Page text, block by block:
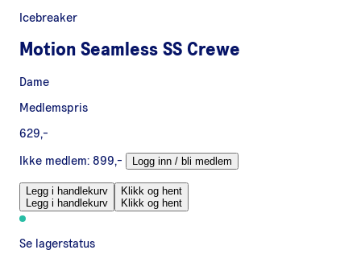
Icebreaker
Motion Seamless SS Crewe
Dame
Medlemspris
629,-
Ikke medlem: 899,- Logg inn / bli medlem
Legg i handlekurv
Legg i handlekurv
Klikk og hent
Klikk og hent
Se lagerstatus